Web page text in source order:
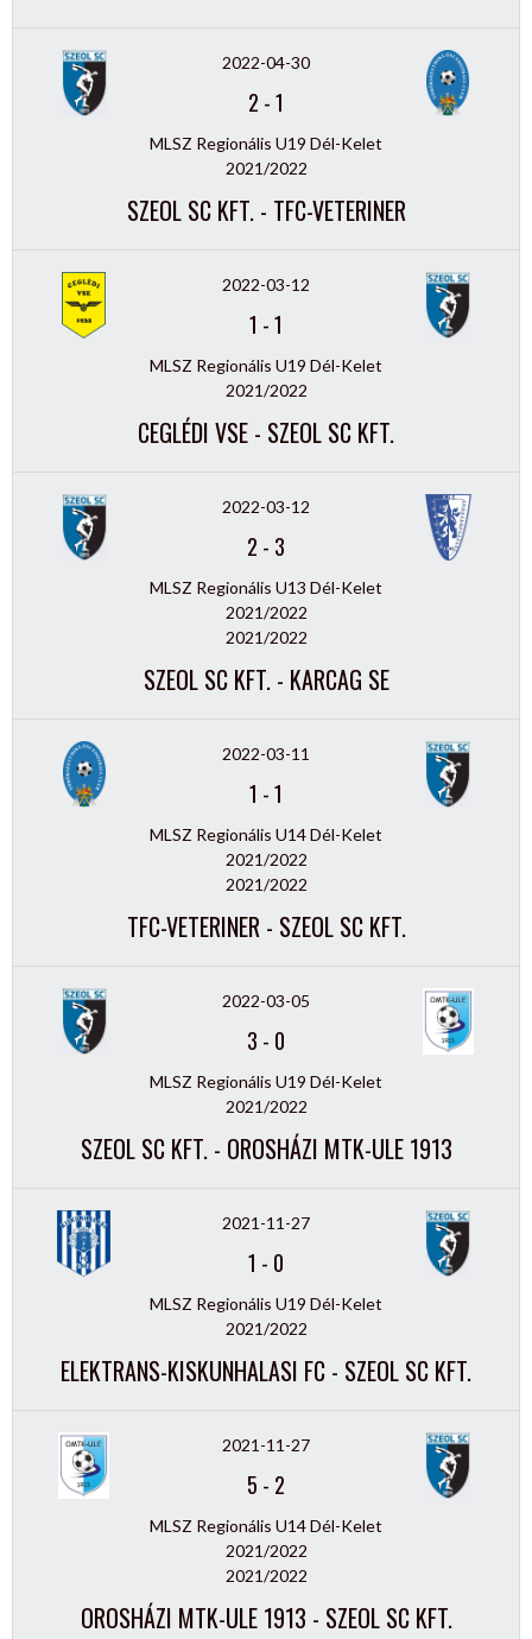
2022-04-30
2 -1
MLSZ Regionális U19 Dél-Kelet
2021/2022
SZEOL SC KFT. - TFC-VETERINER
2022-03-12
1 -1
MLSZ Regionális U19 Dél-Kelet
2021/2022
CEGLÉDI VSE - SZEOL SC KFT.
2022-03-12
2 - 3
MLSZ Regionális U13 Dél-Kelet
2021/2022
2021/2022
SZEOL SC KFT. - KARCAG SE
2022-03-11
1 -1
MLSZ Regionális U14 Dél-Kelet
2021/2022
2021/2022
TFC-VETERINER - SZEOL SC KFT.
2022-03-05
3 - 0
MLSZ Regionális U19 Dél-Kelet
2021/2022
SZEOL SC KFT. - OROSHÁZI MTK-ULE 1913
2021-11-27
1 - 0
MLSZ Regionális U19 Dél-Kelet
2021/2022
ELEKTRANS-KISKUNHALASI FC - SZEOL SC KFT.
2021-11-27
5 - 2
MLSZ Regionális U14 Dél-Kelet
2021/2022
2021/2022
OROSHÁZI MTK-ULE 1913 - SZEOL SC KFT.